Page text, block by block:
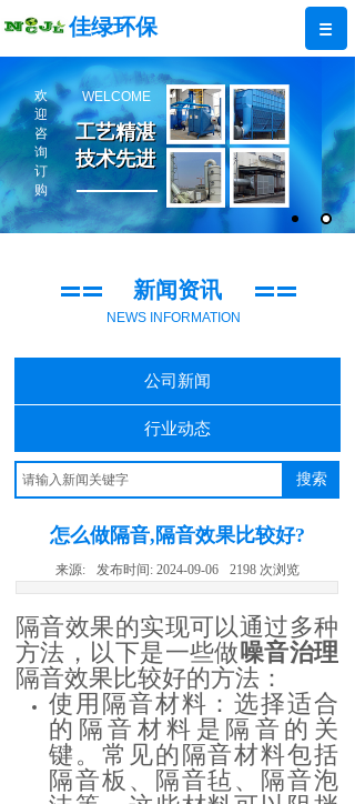
佳绿环保
WELCOME
欢
迎
咨
询
订
购
工艺精湛
技术先进
工艺精湛
技术先进
新闻资讯
NEWS INFORMATION
公司新闻
行业动态
搜索
怎么做隔音,隔音效果比较好?
来源: 发布时间: 2024-09-06 2198 次浏览
隔音效果的实现可以通过多种
方法，以下是一些做噪音治理
隔音效果比较好的方法：
使用隔音材料：选择适合
的隔音材料是隔音的关
键。常见的隔音材料包括
隔音板、隔音毡、隔音泡